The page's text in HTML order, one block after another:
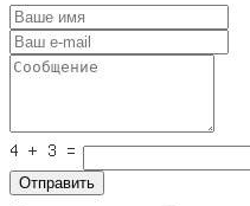
Отправить